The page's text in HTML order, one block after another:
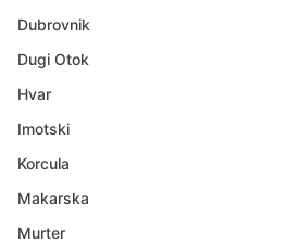
Dubrovnik
Dugi Otok
Hvar
Imotski
Korcula
Makarska
Murter